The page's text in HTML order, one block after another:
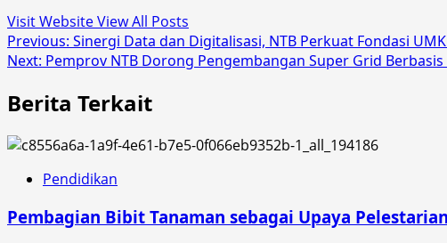
Visit WebsiteView All Posts
Post
navigation
Previous: Sinergi Data dan Digitalisasi, NTB Perkuat Fondasi
Next: Pemprov NTB Dorong Pengembangan Super Grid
Berita Terkait
Pendidikan
Pembagian Bibit Tanaman sebagai Upaya